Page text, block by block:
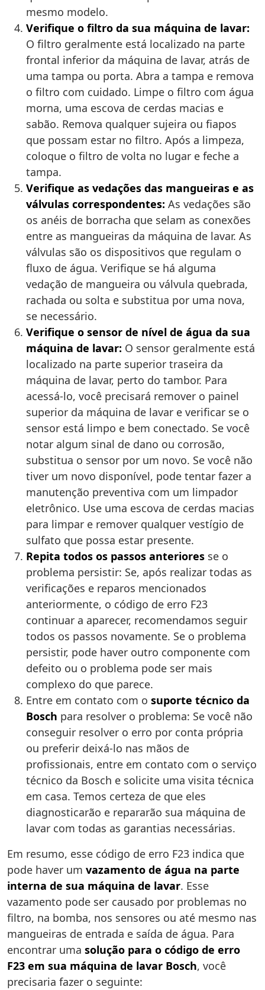
mesmo modelo.
Verifique o filtro da sua máquina de lavar:
O filtro geralmente está localizado na parte
frontal inferior da máquina de lavar, atrás de
uma tampa ou porta. Abra a tampa e remova
o filtro com cuidado. Limpe o filtro com água
morna, uma escova de cerdas macias e
sabão. Remova qualquer sujeira ou fiapos
que possam estar no filtro. Após a limpeza,
coloque o filtro de volta no lugar e feche a
tampa.
Verifique as vedações das mangueiras e as
válvulas correspondentes: As vedações são
os anéis de borracha que selam as conexões
entre as mangueiras da máquina de lavar. As
válvulas são os dispositivos que regulam o
fluxo de água. Verifique se há alguma
vedação de mangueira ou válvula quebrada,
rachada ou solta e substitua por uma nova,
se necessário.
Verifique o sensor de nível de água da sua
máquina de lavar: O sensor geralmente está
localizado na parte superior traseira da
máquina de lavar, perto do tambor. Para
acessá-lo, você precisará remover o painel
superior da máquina de lavar e verificar se o
sensor está limpo e bem conectado. Se você
notar algum sinal de dano ou corrosão,
substitua o sensor por um novo. Se você não
tiver um novo disponível, pode tentar fazer a
manutenção preventiva com um limpador
eletrônico. Use uma escova de cerdas macias
para limpar e remover qualquer vestígio de
sulfato que possa estar presente.
Repita todos os passos anteriores se o
problema persistir: Se, após realizar todas as
verificações e reparos mencionados
anteriormente, o código de erro F23
continuar a aparecer, recomendamos seguir
todos os passos novamente. Se o problema
persistir, pode haver outro componente com
defeito ou o problema pode ser mais
complexo do que parece.
Entre em contato com o suporte técnico da
Bosch para resolver o problema: Se você não
conseguir resolver o erro por conta própria
ou preferir deixá-lo nas mãos de
profissionais, entre em contato com o serviço
técnico da Bosch e solicite uma visita técnica
em casa. Temos certeza de que eles
diagnosticarão e repararão sua máquina de
lavar com todas as garantias necessárias.
Em resumo, esse código de erro F23 indica que
pode haver um vazamento de água na parte
interna de sua máquina de lavar. Esse
vazamento pode ser causado por problemas no
filtro, na bomba, nos sensores ou até mesmo nas
mangueiras de entrada e saída de água. Para
encontrar uma solução para o código de erro
F23 em sua máquina de lavar Bosch, você
precisaria fazer o seguinte: